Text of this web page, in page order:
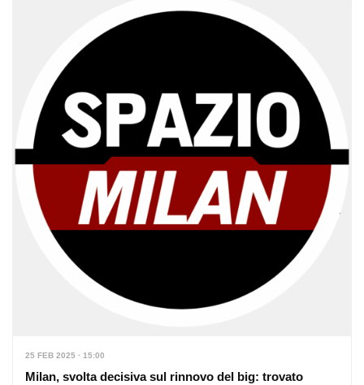
25 FEB 2025 · 15:00
Milan, svolta decisiva sul rinnovo del big: trovato